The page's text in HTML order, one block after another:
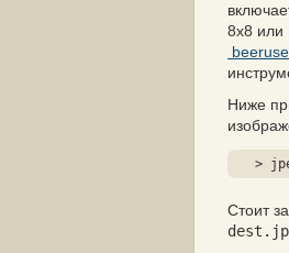
8x8 или
Ниже
>
Стоит